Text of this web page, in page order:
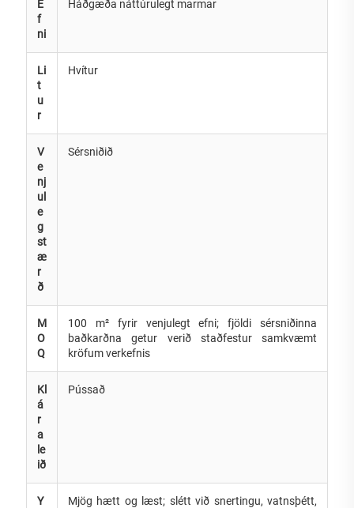
E
f
ni
Háðgæða náttúrulegt marmar
Li
t
u
r
Hvítur
V
e
nj
ul
e
g
st
æ
r
ð
Sérsniðið
M
O
Q
100 m² fyrir venjulegt efni; fjöldi sérsniðinna
baðkarðna getur verið staðfestur samkvæmt
kröfum verkefnis
Kl
á
r
a
le
ið
Pússað
Y
Mjög hætt og læst; slétt við snertingu, vatnsþétt,